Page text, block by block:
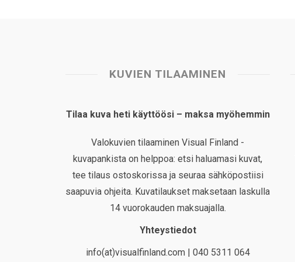
KUVIEN TILAAMINEN
Tilaa kuva heti käyttöösi – maksa myöhemmin
Valokuvien tilaaminen Visual Finland -
kuvapankista on helppoa: etsi haluamasi kuvat,
tee tilaus ostoskorissa ja seuraa sähköpostiisi
saapuvia ohjeita. Kuvatilaukset maksetaan laskulla
14 vuorokauden maksuajalla.
Yhteystiedot
info(at)visualfinland.com | 040 5311 064